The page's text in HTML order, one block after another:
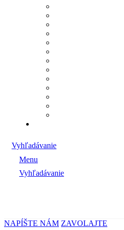
Vyhľadávanie
Menu
Vyhľadávanie
NAPÍŠTE NÁM ZAVOLAJTE